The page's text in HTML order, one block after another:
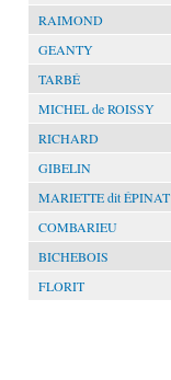
RAIMOND
GEANTY
TARBÉ
MICHEL de ROISSY
RICHARD
GIBELIN
MARIETTE dit ÉPINAT
COMBARIEU
BICHEBOIS
FLORIT